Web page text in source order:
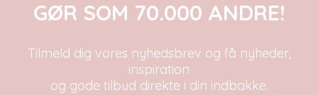
GØR SOM 70.000 ANDRE!
Tilmeld dig vores nyhedsbrev og få nyheder,
inspiration
og gode tilbud direkte i din indbakke.